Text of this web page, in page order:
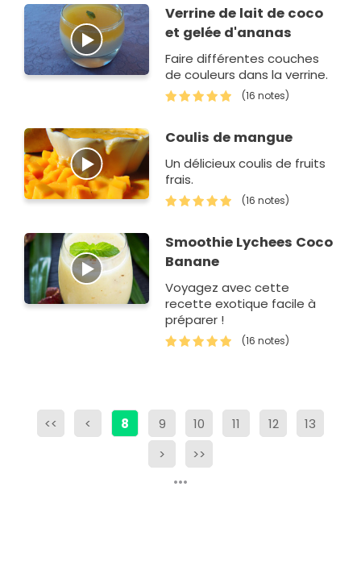
mousse fraiche et…
Verrine de lait de coco
et gelée d'ananas
Faire différentes couches
de couleurs dans la verrine.
(16 notes)
Coulis de mangue
Un délicieux coulis de fruits
frais.
(16 notes)
Smoothie Lychees Coco
Banane
Voyagez avec cette
recette exotique facile à
préparer !
(16 notes)
<< < 8 9 10 11 12
13
>
>>